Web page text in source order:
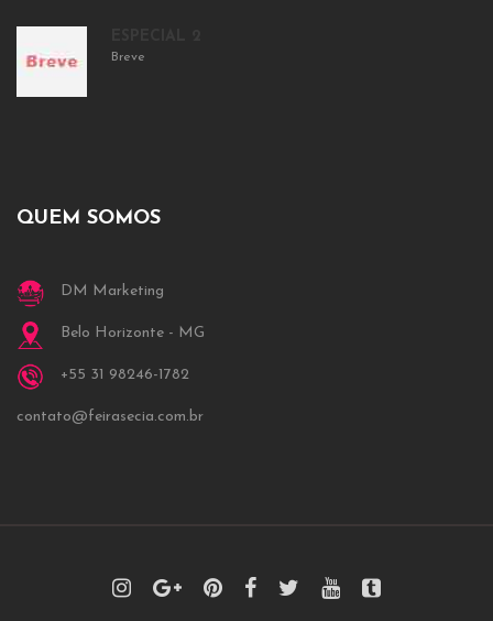
Breve
QUEM SOMOS
DM Marketing
Belo Horizonte - MG
+55 31 98246-1782
contato@feirasecia.com.br